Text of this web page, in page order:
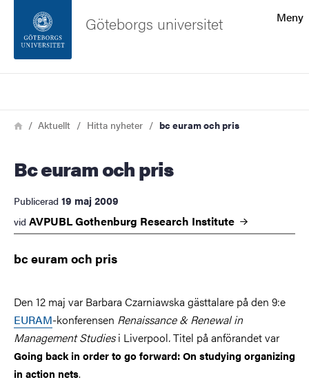
Sidfoten
Meny
Göteborgs universitet
Länkstig
HemAktuellt Hitta nyheter bc euram och pris
bc euram och pris
Publicerad 19 maj 2009
vid AVPUBL Gothenburg Research Institute
bc euram och pris
Den 12 maj var Barbara Czarniawska gästtalare på den 9:e
EURAM-konferensen Renaissance & Renewal in
Management Studiesi Liverpool.Titel på anförandet var
Going back in order to go forward: On studying organizing
in action nets.